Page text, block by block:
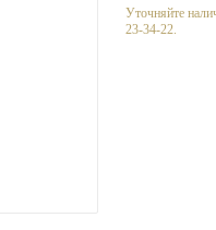
Уточняйте
23-34-22.